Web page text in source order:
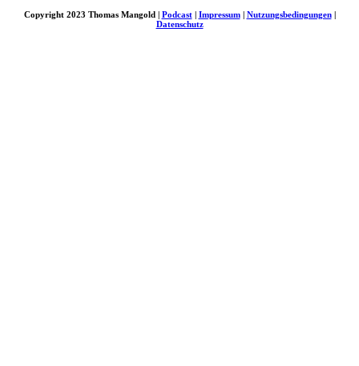
Copyright 2023 Thomas Mangold | Podcast| Impressum| Nutzungsbedingungen|
Datenschutz